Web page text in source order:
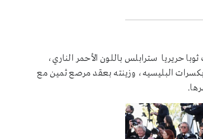
حريريا سترابلس باللون الأحمر الناري،
البليسيه، وزينته بعقد مرصع ثمين مع